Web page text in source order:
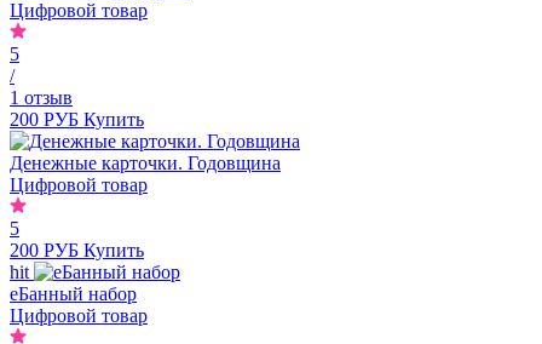
Цифровой товар
5
/
1 отзыв
200 РУБ Купить
Денежные карточки. Годовщина
Цифровой товар
5
200 РУБ Купить
hit
еБанный набор
Цифровой товар